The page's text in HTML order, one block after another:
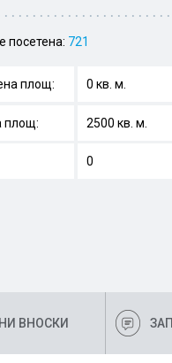
посетена: 721
площ: 0 кв. м.
площ: 2500 кв. м.
0
ВНОСКИ